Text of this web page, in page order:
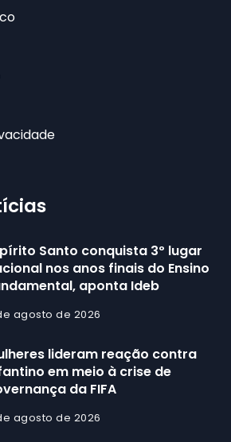
Santo conquista 3º lugar
nos anos finais do Ensino
aponta Ideb
agosto de 2026
lideram reação contra
em meio à crise de
da FIFA
agosto de 2026